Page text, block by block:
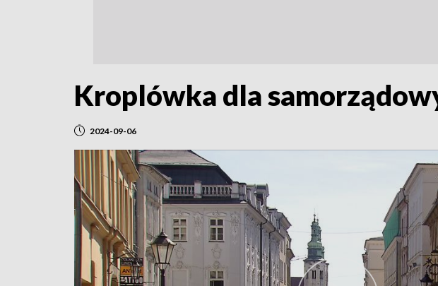
Kroplówka dla
2024-09-06